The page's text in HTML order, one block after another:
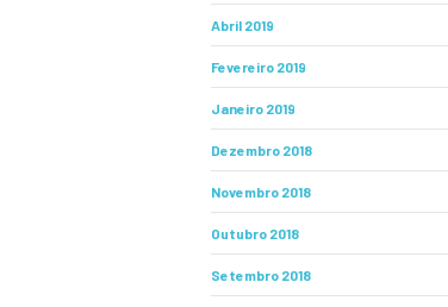
Abril 2019
Fevereiro 2019
Janeiro 2019
Dezembro 2018
Novembro 2018
Outubro 2018
Setembro 2018